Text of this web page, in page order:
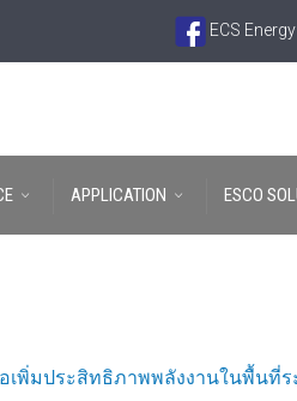
ECS
APPLICATION ESCO
พิ่มประสิทธิภาพพลังงานในพื้นที่ร